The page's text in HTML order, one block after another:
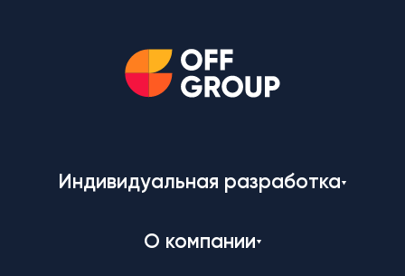
Индивидуальная разработка
О компании